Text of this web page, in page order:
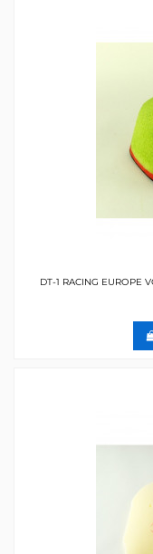
DT-1 RACING EUROPE